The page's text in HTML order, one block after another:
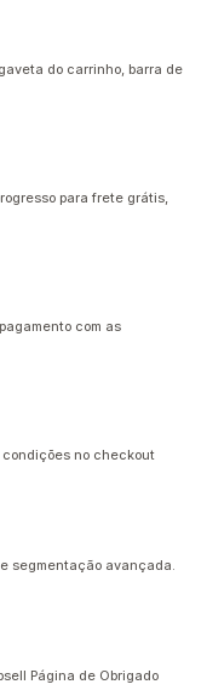
do carrinho, barra de
para frete grátis,
com as
no checkout
segmentação avançada.
Página de Obrigado